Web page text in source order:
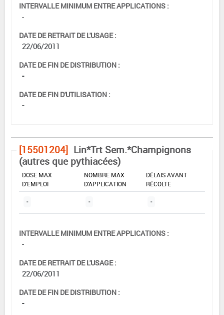
INTERVALLE MINIMUM ENTRE APPLICATIONS :
-
DATE DE RETRAIT DE L'USAGE :
22/06/2011
DATE DE FIN DE DISTRIBUTION :
-
DATE DE FIN D'UTILISATION :
-
[15501204] Lin*Trt Sem.*Champignons
(autres que pythiacées)
DOSE MAX
D'EMPLOI
NOMBRE MAX
D'APPLICATION
DÉLAIS AVANT
RÉCOLTE
- - -
INTERVALLE MINIMUM ENTRE APPLICATIONS :
-
DATE DE RETRAIT DE L'USAGE :
22/06/2011
DATE DE FIN DE DISTRIBUTION :
-